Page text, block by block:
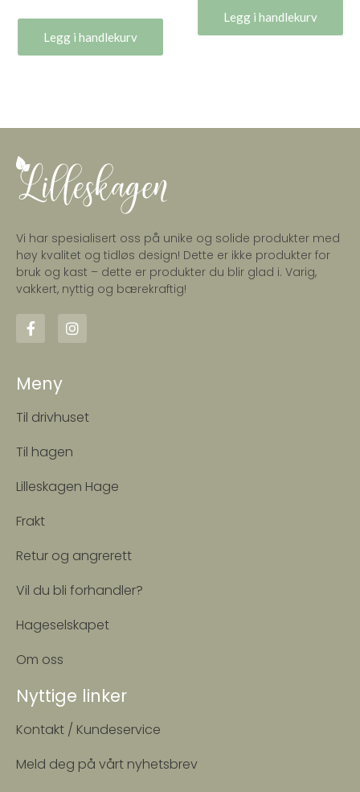
Legg i handlekurv
Legg i handlekurv
Vi har spesialisert oss på unike og solide produkter med
høy kvalitet og tidløs design! Dette er ikke produkter for
bruk og kast – dette er produkter du blir glad i. Varig,
vakkert, nyttig og bærekraftig!
Meny
Til drivhuset
Til hagen
Lilleskagen Hage
Frakt
Retur og angrerett
Vil du bli forhandler?
Hageselskapet
Om oss
Nyttige linker
Kontakt / Kundeservice
Meld deg på vårt nyhetsbrev